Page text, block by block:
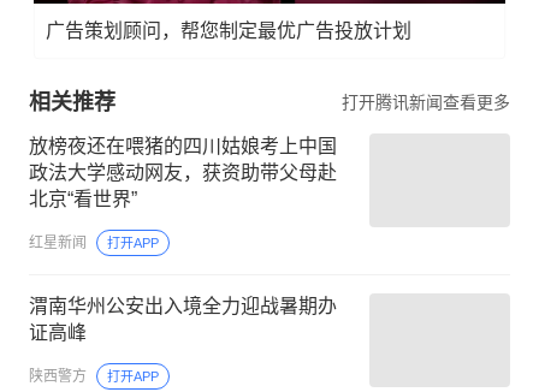
广告策划顾问，帮您制定最优广告投放计划
相关推荐 打开腾讯新闻查看更多
放榜夜还在喂猪的四川姑娘考上中国
政法大学感动网友，获资助带父母赴
北京“看世界”
红星新闻 打开APP
渭南华州公安出入境全力迎战暑期办
证高峰
陕西警方 打开APP